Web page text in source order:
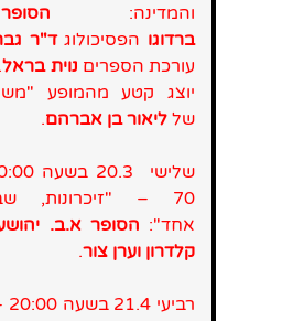
והמדינה:
ברדוגו הפסיכולוגד"ר
עורכת הספרים נוית בראל
יוצג קטע מהמופע
של ליאור בן אברהם.
70 – "זיכרונות,
אחד": הסופר א.ב.
קלדרון וערן צור.